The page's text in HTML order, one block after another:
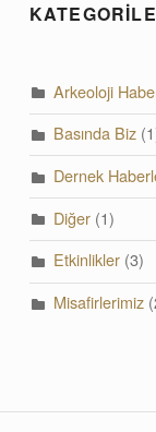
Arkeoloji
Basında Biz
Dernek
Diğer(1)
Etkinlikler(3)
Misafirlerimiz
Yazı dolaşımı